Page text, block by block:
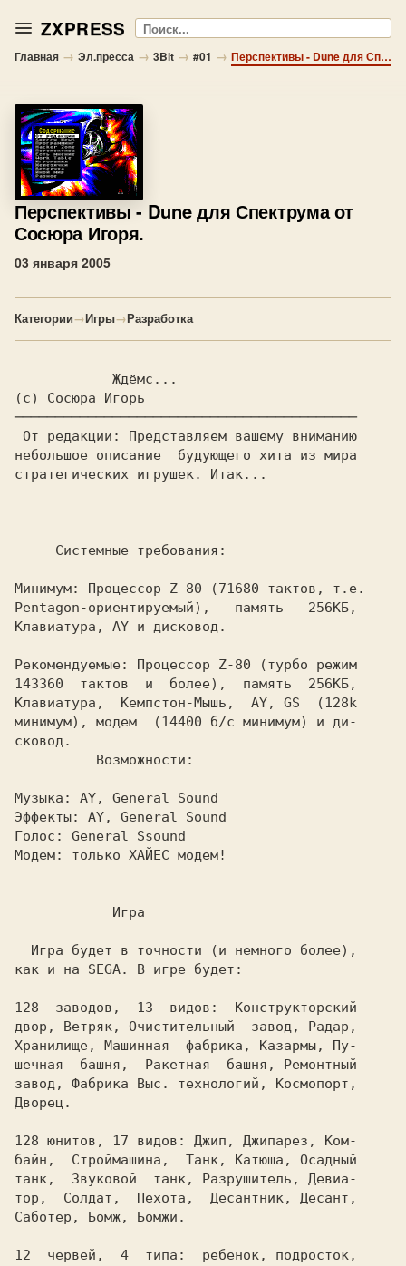
ZXPRESS Поиск
Главная → Эл.пресса → 3Bit → #01 → Перспективы - Dune для Спектрума от Сосюра Игоря.
Перспективы - Dune для Спектрума от
Сосюра Игоря.
03 января 2005
Категории→Игры→Разработка
От редакции:
Представляем вашему вниманию
небольшое описание  будующего хита из мира
стратегических игрушек. Итак...
Минимум:
Процессор Z-80 (71680 тактов, т.е.
Pentagon-ориентируемый),   память   256КБ,
Клавиатура, AY и дисковод.
Рекомендуемые: Процессор Z-80 (турбо режим
143360  тактов  и  более),  память  256КБ,
Клавиатура,  Кемпстон-Мышь,  AY, GS  (128k
минимум), модем  (14400 б/с минимум) и ди-
Музыка:
Эффекты:
Голос:
Модем: только ХАЙЕС модем!
как и на SEGA. В игре будет:
128  заводов,  13  видов:  Конструкторский
двор, Ветряк, Очистительный  завод, Радар,
Хранилище, Машинная  фабрика, Казармы, Пу-
шечная  башня,  Ракетная  башня, Ремонтный
завод, Фабрика Выс. технологий, Космопорт,
Дворец.
128 юнитов, 17 видов: Джип, Джипарез, Ком-
байн,  Строймашина,  Танк, Катюша, Осадный
танк,  Звуковой  танк, Разрушитель, Девиа-
тор,  Солдат,  Пехота,  Десантник, Десант,
Саботер, Бомж, Бомжи.
12  червей,  4  типа:  ребенок, подросток,